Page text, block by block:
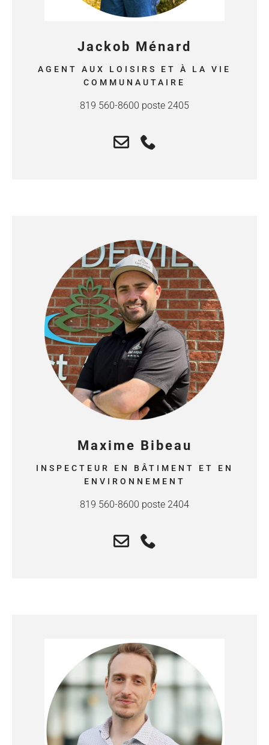
Jackob Ménard
AGENT AUX LOISIRS ET À LA VIE
COMMUNAUTAIRE
819 560-8600 poste 2405
Maxime Bibeau
INSPECTEUR EN BÂTIMENT ET EN
ENVIRONNEMENT
819 560-8600 poste 2404